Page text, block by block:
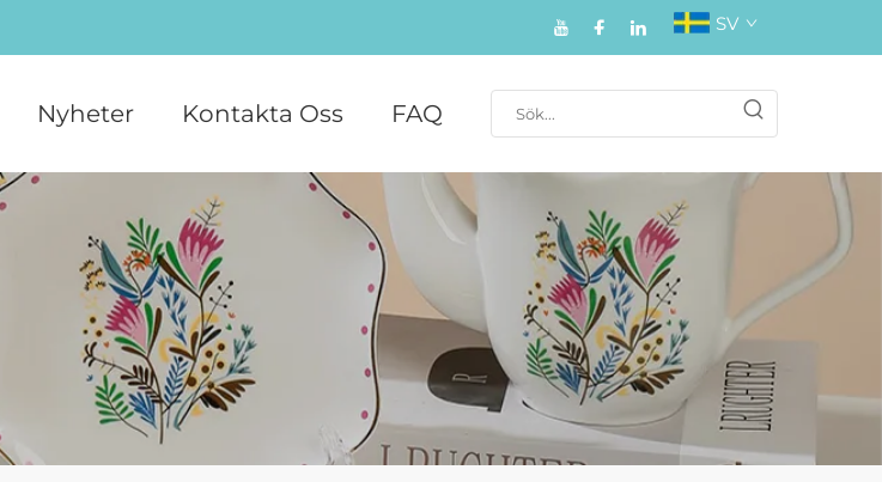
SV
Nyheter Kontakta Oss FAQ